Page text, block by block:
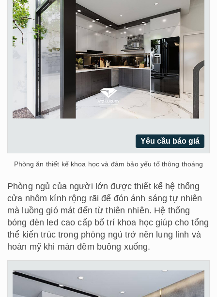
Yêu cầu báo giá
Phòng ăn thiết kế khoa học và đảm bảo yếu tố thông thoáng
Phòng ngủ của người lớn được thiết kế hệ thống
cửa nhôm kính rộng rãi để đón ánh sáng tự nhiên
mà luồng gió mát đến từ thiên nhiên. Hệ thống
bóng đèn led cao cấp bố trí khoa học giúp cho tổng
thể kiến trúc trong phòng ngủ trở nên lung linh và
hoàn mỹ khi màn đêm buông xuống.